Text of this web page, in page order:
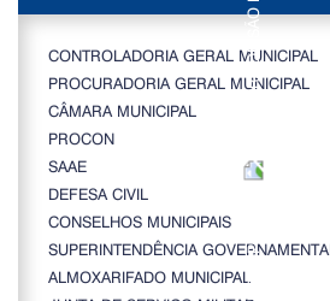
CONTROLADORIA GERAL MUNICIPAL
PROCURADORIA GERAL MUNICIPAL
CÂMARA MUNICIPAL
PROCON
SAAE
DEFESA CIVIL
CONSELHOS MUNICIPAIS
SUPERINTENDÊNCIA
ALMOXARIFADO MUNICIPAL